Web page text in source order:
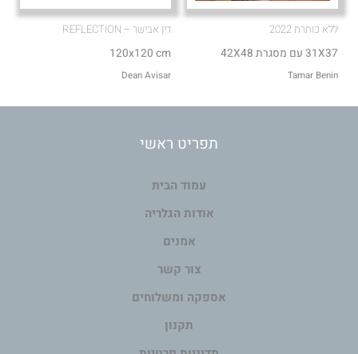
ללא כותרת 2022
31X37 עם מסגרת 42X48
Tamar Benin
דין אבישר – REFLECTION
120x120 cm
Dean Avisar
תפריט ראשי
עמוד הבית
אודות הגלריה
אמנים
צור קשר
אספקה ומשלוחים
תקנון